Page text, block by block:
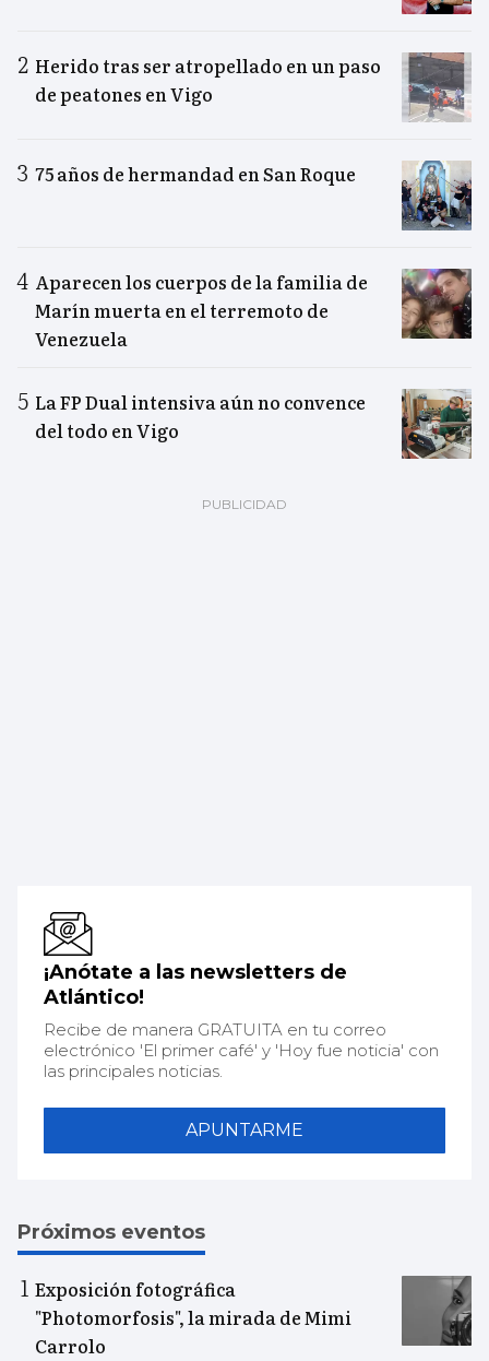
Herido tras ser atropellado en un paso
de peatones en Vigo
75 años de hermandad en San Roque
Aparecen los cuerpos de la familia de
Marín muerta en el terremoto de
Venezuela
La FP Dual intensiva aún no convence
del todo en Vigo
¡Anótate a las newsletters de
Atlántico!
Recibe de manera GRATUITA en tu correo
electrónico 'El primer café' y 'Hoy fue noticia' con
las principales noticias.
APUNTARME
Próximos eventos
Exposición fotográfica
"Photomorfosis", la mirada de Mimi
Carrolo